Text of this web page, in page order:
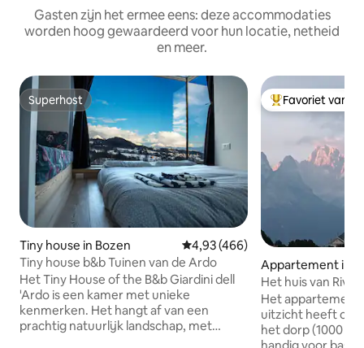
Gasten zijn het ermee eens: deze accommodaties
worden hoog gewaardeerd voor hun locatie, netheid
en meer.
Superhost
Superhost
Tiny house in Bozen Gemiddelde beoordeling van
4,93 (466)
Tiny house b&b Tuinen van de Ardo
Het Tiny House of the B&b Giardini dell
'Ardo is een kamer met unieke
kenmerken. Het hangt af van een
prachtig natuurlijk landschap, met
Topfavoriet van
Favoriet van
Appartement in
rdino
Het huis van Riva
Het
uitzicht heeft op
het dorp (1000 m